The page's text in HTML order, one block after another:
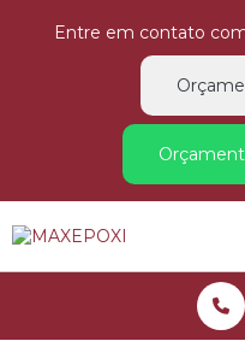
Entre em contato